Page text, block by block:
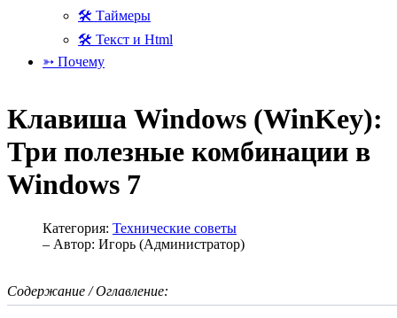
🛠 Таймеры
🛠 Текст и Html
➳ Почему
Клавиша Windows (WinKey):
Три полезные комбинации в
Windows 7
Категория: Технические советы
– Автор: Игорь (Администратор)
Содержание / Оглавление: